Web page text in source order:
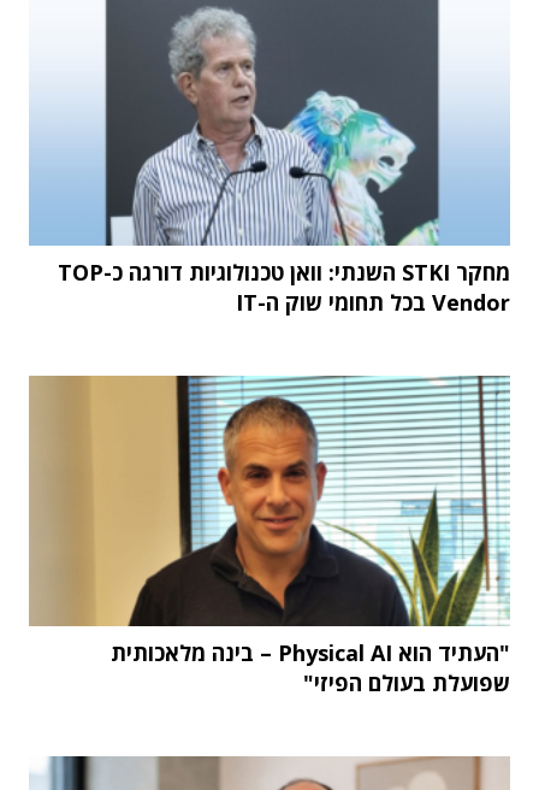
מחקר STKI השנתי: וואן טכנולוגיות דורגה כ-TOP
Vendor בכל תחומי שוק ה-IT
"העתיד הוא Physical AI – בינה מלאכותית
שפועלת בעולם הפיזי"